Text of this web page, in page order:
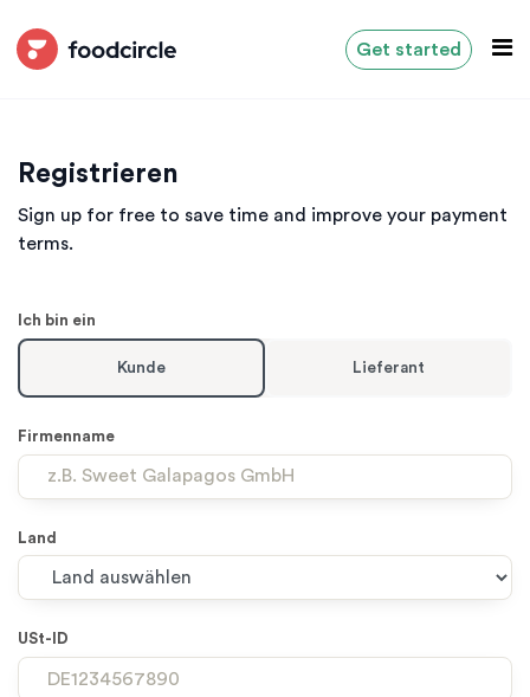
Get started
Registrieren
Sign up for free to save time and improve your payment
terms.
Ich bin ein
Kunde Lieferant
Firmenname
Land
USt-ID